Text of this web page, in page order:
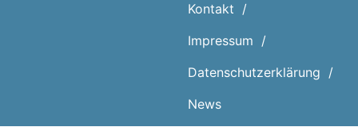
Kontakt
Impressum
Datenschutz­erklärung
News